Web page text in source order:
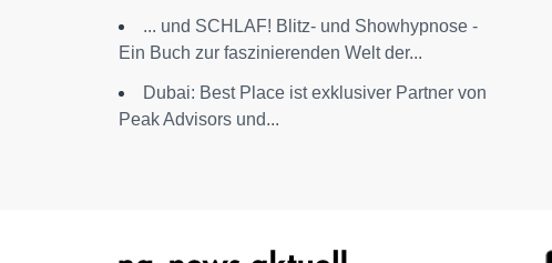
... und SCHLAF! Blitz- und Showhypnose -
Ein Buch zur faszinierenden Welt der...
Dubai: Best Place ist exklusiver Partner von
Peak Advisors und...